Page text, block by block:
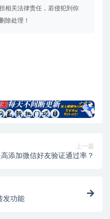
相关法律责任，若侵犯到你
除处理！
上一篇
添加微信好友验证通过率？
发功能